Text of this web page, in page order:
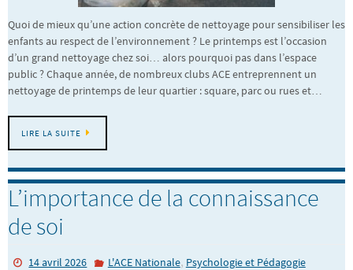
Quoi de mieux qu’une action concrète de nettoyage pour sensibiliser les
enfants au respect de l’environnement ? Le printemps est l’occasion
d’un grand nettoyage chez soi… alors pourquoi pas dans l’espace
public ? Chaque année, de nombreux clubs ACE entreprennent un
nettoyage de printemps de leur quartier : square, parc ou rues et…
LIRE LA SUITE
L’importance de la connaissance
de soi
14 avril 2026 L'ACE Nationale, Psychologie et Pédagogie